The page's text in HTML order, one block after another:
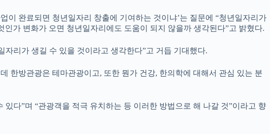
완료되면 청년일자리 창출에 기여하는 것이냐’는 질문에 “청년일자리가
가 변화가 오면 청년일자리에도 도움이 되지 않을까 생각된다”고 밝혔다.
리가 생길 수 있을 것이라고 생각한다”고 거듭 기대했다.
한방관광은 테마관광이고, 또한 뭔가 건강, 한의학에 대해서 관심 있는 분
다”며 “관광객을 적극 유치하는 등 이러한 방법으로 해 나갈 것”이라고 향